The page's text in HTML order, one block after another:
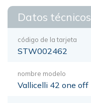
Datos técnicos
código de la tarjeta
STW002462
nombre modelo
Vallicelli 42 one off